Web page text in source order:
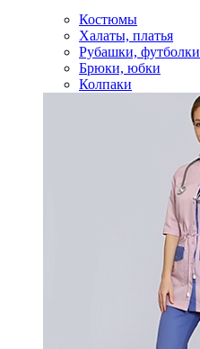
Костюмы
Халаты, платья
Рубашки, футболки
Брюки, юбки
Колпаки